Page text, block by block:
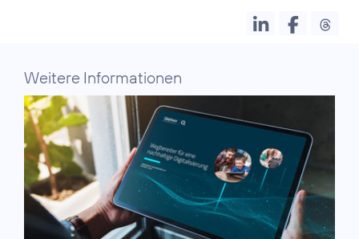
Weitere Informationen